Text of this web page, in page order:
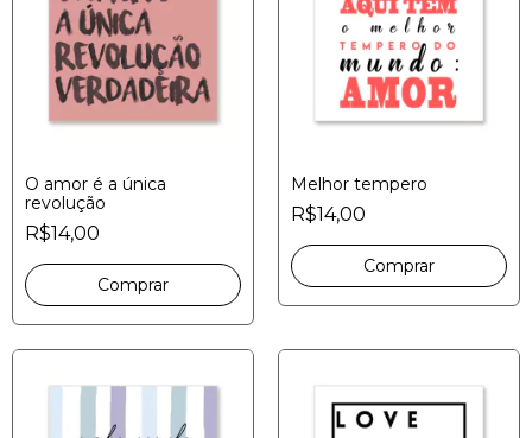
O amor é a única
revolução
R$14,00
Melhor tempero
R$14,00